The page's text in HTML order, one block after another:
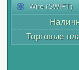
Wire (SWIFT)
Торговые